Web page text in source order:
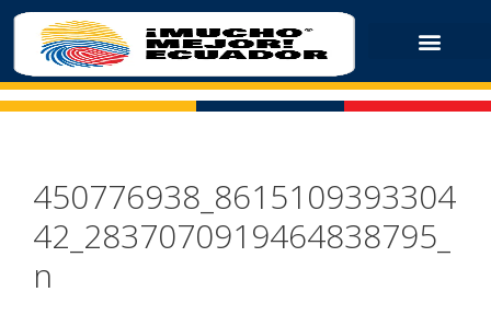
450776938_8615109393304
42_2837070919464838795_
n